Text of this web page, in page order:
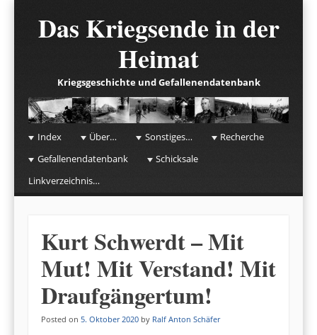
Das Kriegsende in der
Heimat
Kriegsgeschichte und Gefallenendatenbank
☰Menu
Skip to content
Index Über… Sonstiges…
Recherche
Gefallenendatenbank
Schicksale
Linkverzeichnis…
Kurt Schwerdt – Mit
Mut! Mit Verstand! Mit
Draufgängertum!
Posted on 5. Oktober 2020 by Ralf Anton Schäfer